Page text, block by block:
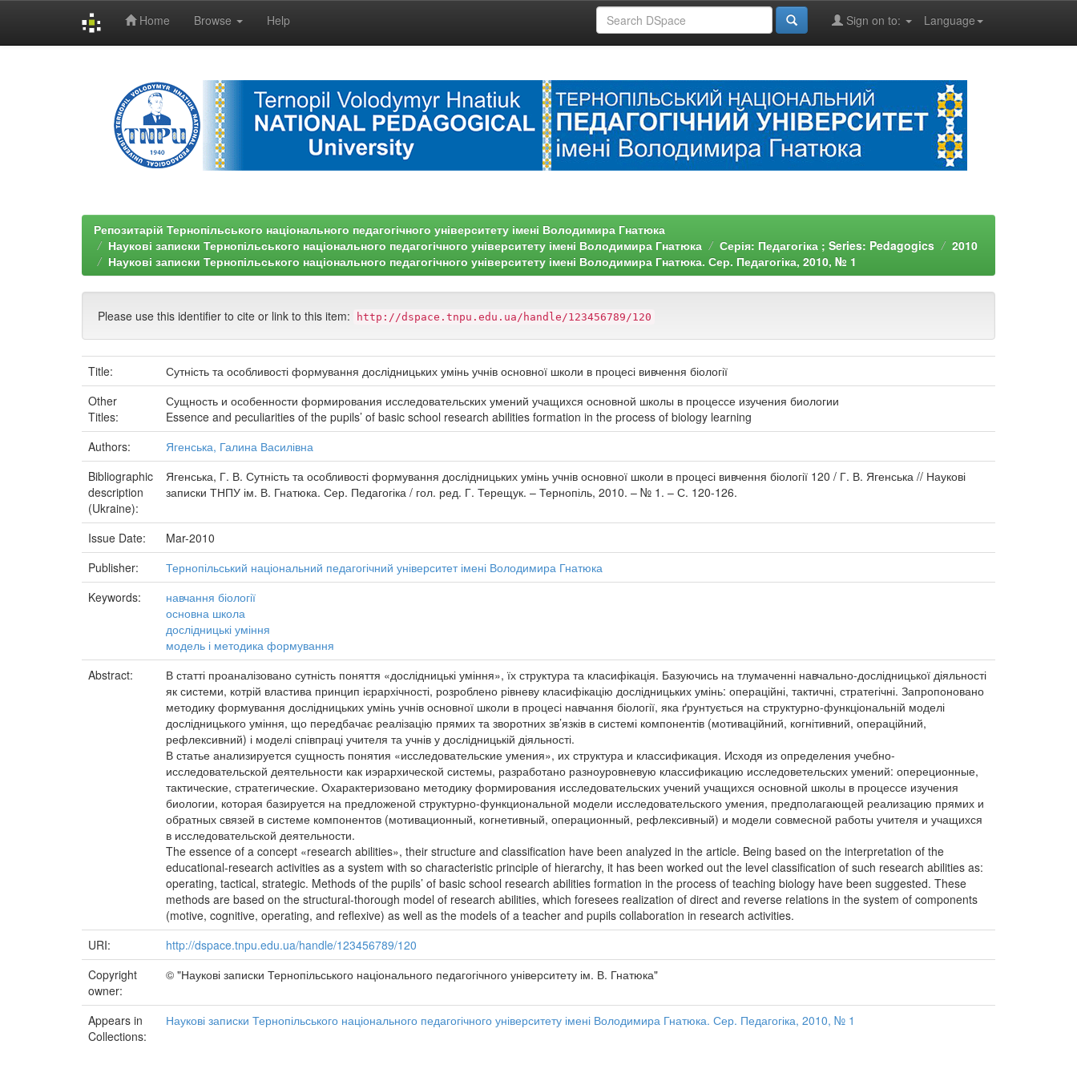
Home Browse Help Language
Sign on to:
Репозитарій Тернопільського національного педагогічного університету імені Володимира Гнатюка
Наукові записки Тернопільського національного педагогічного університету імені Володимира Гнатюка
Серія: Педагогіка ; Series: Pedagogics
2010
Наукові записки Тернопільського національного педагогічного університету імені Володимира Гнатюка. Сер. Педагогіка, 2010, № 1
Please use this identifier to cite or link to this item: http://dspace.tnpu.edu.ua/handle/123456789/120
Title:
Сутність та особливості формування дослідницьких умінь учнів основної школи в процесі вивчення біології
Other
Titles:
Сущность и особенности формирования исследовательских умений учащихся основной школы в процессе изучения биологии
Essence and peculiarities of the pupils’ of basic school research abilities formation in the process of biology learning
Authors:
Ягенська, Галина Василівна
Bibliographic
description
(Ukraine):
Ягенська, Г. В. Сутність та особливості формування дослідницьких умінь учнів основної школи в процесі вивчення біології 120 / Г. В. Ягенська // Наукові
записки ТНПУ ім. В. Гнатюка. Сер. Педагогіка / гол. ред. Г. Терещук. – Тернопіль, 2010. – № 1. – С. 120-126.
Issue Date:
Mar-2010
Publisher:
Тернопільський національний педагогічний університет імені Володимира Гнатюка
Keywords:
навчання біології
основна школа
дослідницькі уміння
модель і методика формування
Abstract:
В статті проаналізовано сутність поняття «дослідницькі уміння», їх структура та класифікація. Базуючись на тлумаченні навчально-дослідницької діяльності
як системи, котрій властива принцип ієрархічності, розроблено рівневу класифікацію дослідницьких умінь: операційні, тактичні, стратегічні. Запропоновано
методику формування дослідницьких умінь учнів основної школи в процесі навчання біології, яка ґрунтується на структурно-функціональній моделі
дослідницького уміння, що передбачає реалізацію прямих та зворотних зв’язків в системі компонентів (мотиваційний, когнітивний, операційний,
рефлексивний) і моделі співпраці учителя та учнів у дослідницькій діяльності.
В статье анализируется сущность понятия «исследовательские умения», их структура и классификация. Исходя из определения учебно-
исследовательской деятельности как иэрархической системы, разработано разноуровневую классификацию исследоветельских умений: опереционные,
тактические, стратегические. Охарактеризовано методику формирования исследовательских учений учащихся основной школы в процессе изучения
биологии, которая базируется на предложеной структурно-функциональной модели исследовательского умения, предполагающей реализацию прямих и
обратных связей в системе компонентов (мотивационный, когнетивный, операционный, рефлексивный) и модели совмесной работы учителя и учащихся
в исследовательской деятельности.
The essence of a concept «research abilities», their structure and classification have been analyzed in the article. Being based on the interpretation of the
educational-research activities as a system with so characteristic principle of hierarchy, it has been worked out the level classification of such research abilities as:
operating, tactical, strategic. Methods of the pupils’ of basic school research abilities formation in the process of teaching biology have been suggested. These
methods are based on the structural-thorough model of research abilities, which foresees realization of direct and reverse relations in the system of components
(motive, cognitive, operating, and reflexive) as well as the models of a teacher and pupils collaboration in research activities.
URI:
http://dspace.tnpu.edu.ua/handle/123456789/120
Copyright
owner:
© "Наукові записки Тернопільського національного педагогічного університету ім. В. Гнатюка"
Appears in
Collections:
Наукові записки Тернопільського національного педагогічного університету імені Володимира Гнатюка. Сер. Педагогіка, 2010, № 1